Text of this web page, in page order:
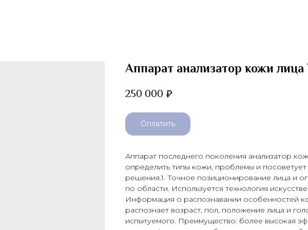
Аппарат анализатор кожи
250 000 ₽
Оплатить
Аппарат последнего поколения анализатор
определить типы кожи, проблемы и
решения.1. Точное позиционирование лица и
по области. Используется технология
Информация о распознавании особенностей
распознает возраст, пол, положение лица и
испытуемого. Преимущество: более высокая